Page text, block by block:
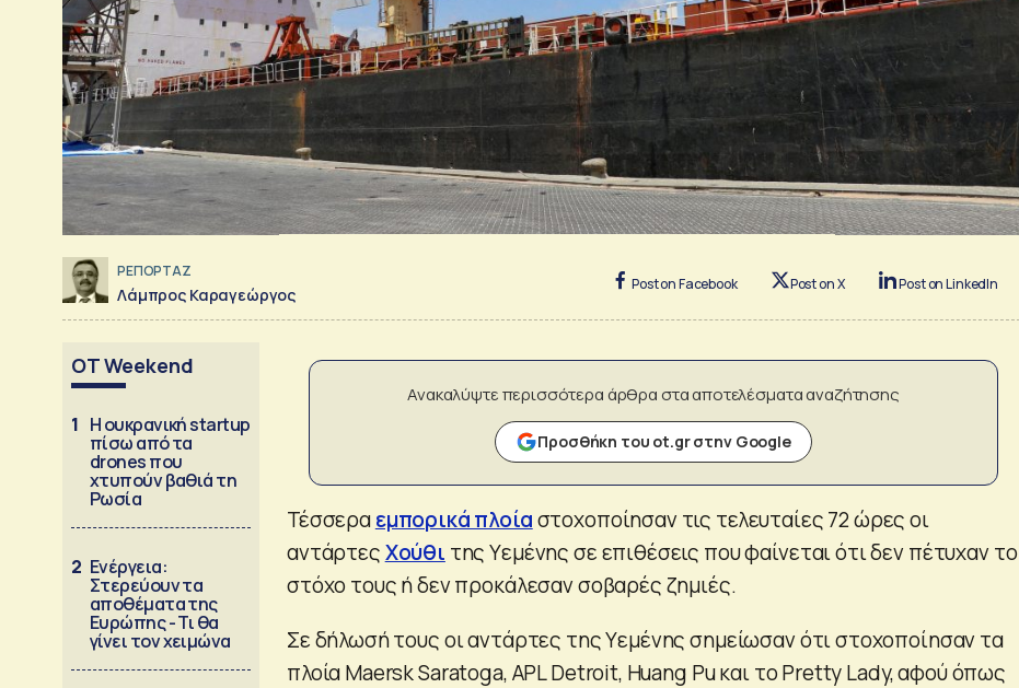
ΡΕΠΟΡΤΑΖ
Λάμπρος Καραγεώργος
Post on Facebook Post on X Post on LinkedIn
OT Weekend
1 Η ουκρανική startup
πίσω από τα
drones που
χτυπούν βαθιά τη
Ρωσία
2 Ενέργεια:
Στερεύουν τα
αποθέματα της
Ευρώπης - Τι θα
γίνει τον χειμώνα
Ανακαλύψτε περισσότερα άρθρα στα αποτελέσματα αναζήτησης
Προσθήκη του ot.gr στην Google
Τέσσεραεμπορικά πλοίαστοχοποίησαν τις τελευταίες 72 ώρες οι
αντάρτεςΧούθι της Υεμένης σε επιθέσεις που φαίνεται ότι δεν πέτυχαν το
στόχο τους ή δεν προκάλεσαν σοβαρές ζημιές.
Σε δήλωσή τους οι αντάρτες της Υεμένης σημείωσαν ότι στοχοποίησαν τα
πλοία Maersk Saratoga, APL Detroit, Huang Pu και το Pretty Lady, αφού όπως